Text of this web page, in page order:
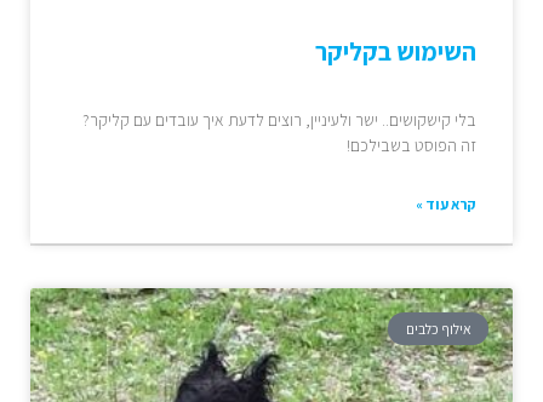
השימוש בקליקר
בלי קישקושים.. ישר ולעיניין, רוצים לדעת איך עובדים עם קליקר?
זה הפוסט בשבילכם!
קרא עוד »
אילוף כלבים